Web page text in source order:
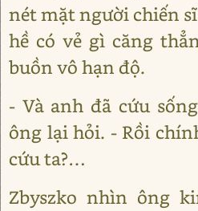
nét mặt người chiến
hề có vẻ gì căng
buồn vô hạn độ.
- Và anh đã cứu
ông lại hỏi. - Rồi
cứu ta?…
Zbyszko nhìn ông